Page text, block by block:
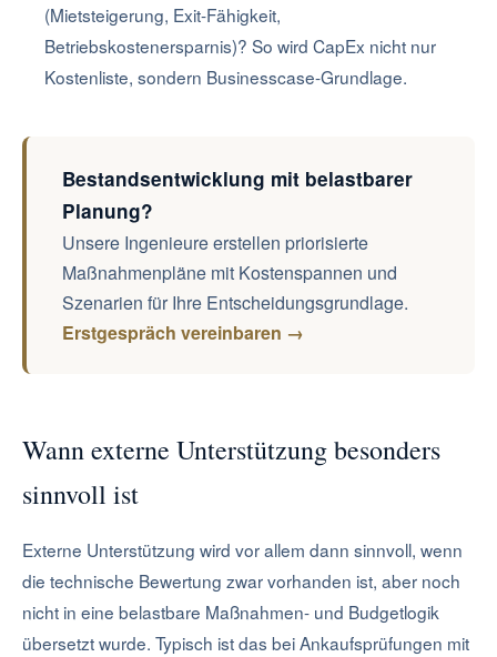
(Mietsteigerung, Exit-Fähigkeit,
Betriebskostenersparnis)? So wird CapEx nicht nur
Kostenliste, sondern Businesscase-Grundlage.
Bestandsentwicklung mit belastbarer
Planung?
Unsere Ingenieure erstellen priorisierte
Maßnahmenpläne mit Kostenspannen und
Szenarien für Ihre Entscheidungsgrundlage.
Erstgespräch vereinbaren →
Wann externe Unterstützung besonders
sinnvoll ist
Externe Unterstützung wird vor allem dann sinnvoll, wenn
die technische Bewertung zwar vorhanden ist, aber noch
nicht in eine belastbare Maßnahmen- und Budgetlogik
übersetzt wurde. Typisch ist das bei Ankaufsprüfungen mit